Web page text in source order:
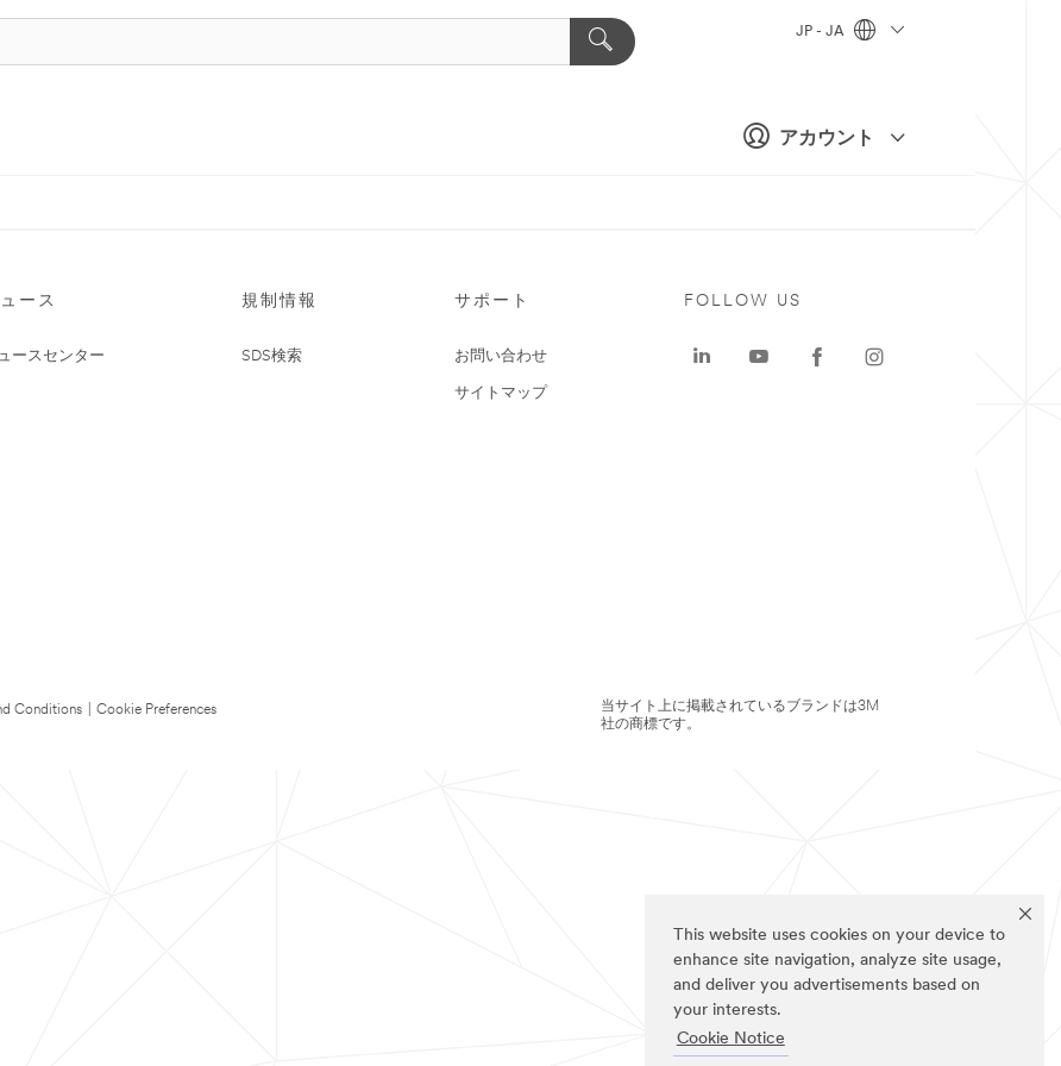
This website uses cookies on your device to
enhance site navigation, analyze site usage,
and deliver you advertisements based on
your interests.
Cookie Notice
アカウント
JP - JA
ース
ースセンター
規制情報
SDS検索
サポート
お問い合わせ
サイトマップ
Conditions
Cookie Preferences
FOLLOW US
当サイト上に掲載されているブランドは3M
社の商標です。